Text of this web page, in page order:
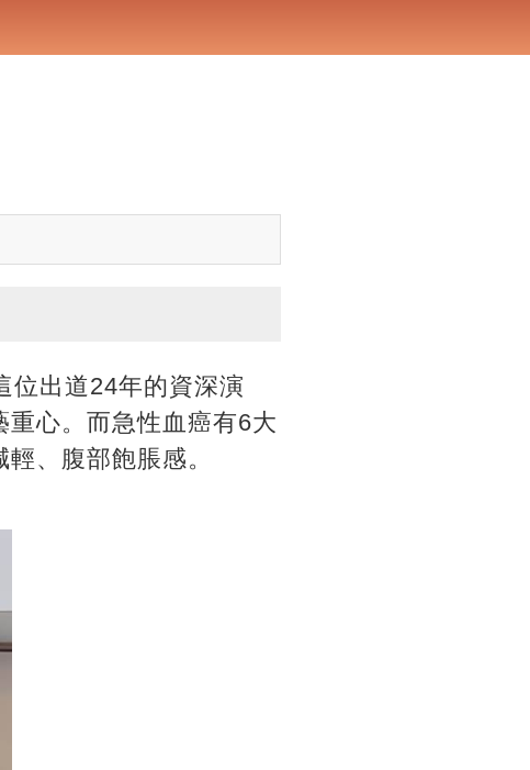
位出道24年的資深演
心。而急性血癌有6大
、腹部飽脹感。